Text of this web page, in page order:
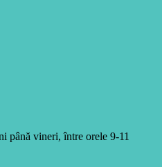
până vineri, între orele 9-11